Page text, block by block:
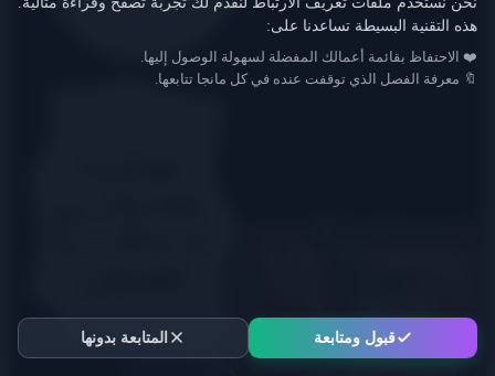
هذه التقنية البسيطة تساعدنا على:
❤️ الاحتفاظ بقائمة أعمالك المفضلة لسهولة الوصول إليها.
🔖 معرفة الفصل الذي توقفت عنده في كل مانجا تتابعها.
قبول ومتابعة المتابعة بدونها